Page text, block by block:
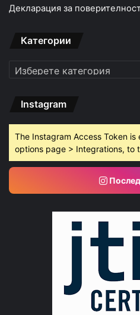
Декларация за
Категории
Категории
Instagram
The Instagram Access Token
options page > Integrations, to